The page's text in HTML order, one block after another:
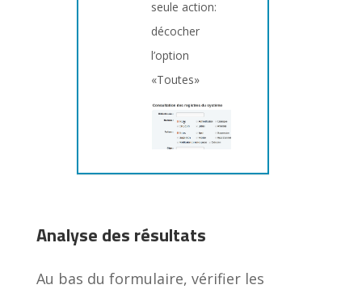
seule action:
décocher
l’option
«Toutes»
Analyse des résultats
Au bas du formulaire, vérifier les